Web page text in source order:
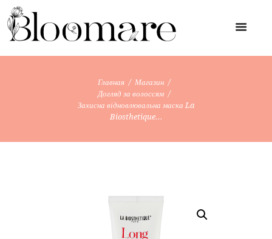
Главная
Магазин
Догляд за волоссям
Захисна відновлювальна маска La
Biosthetique...